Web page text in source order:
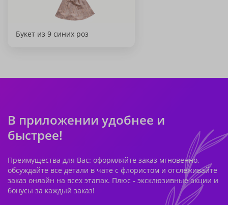
Букет из 9 синих роз
В приложении удобнее и
быстрее!
Преимущества для Вас: оформляйте заказ мгновенно,
обсуждайте все детали в чате с флористом и отслеживайте
заказ онлайн на всех этапах. Плюс - эксклюзивные акции и
бонусы за каждый заказ!